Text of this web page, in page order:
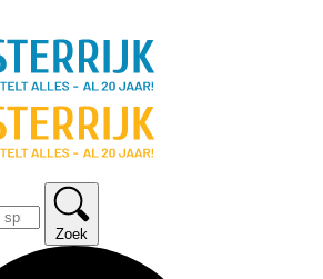
Zoek